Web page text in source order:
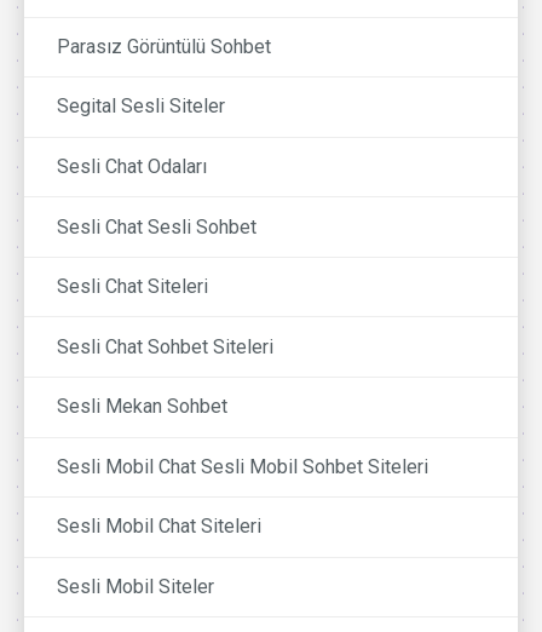
Parasız Görüntülü Sohbet
Segital Sesli Siteler
Sesli Chat Odaları
Sesli Chat Sesli Sohbet
Sesli Chat Siteleri
Sesli Chat Sohbet Siteleri
Sesli Mekan Sohbet
Sesli Mobil Chat Sesli Mobil Sohbet Siteleri
Sesli Mobil Chat Siteleri
Sesli Mobil Siteler